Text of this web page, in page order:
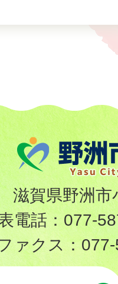
賀県野洲市
電話： 077-
ァクス：